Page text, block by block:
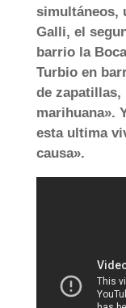
simultáneos,
Galli, el
barrio la
Turbio en
de zapatillas,
marihuana».
esta ultima
causa».